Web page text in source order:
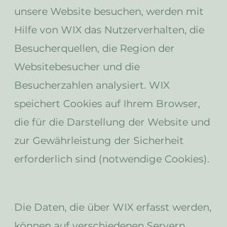
unsere Website besuchen, werden mit
Hilfe von WIX das Nutzerverhalten, die
Besucherquellen, die Region der
Websitebesucher und die
Besucherzahlen analysiert. WIX
speichert Cookies auf Ihrem Browser,
die für die Darstellung der Website und
zur Gewährleistung der Sicherheit
erforderlich sind (notwendige Cookies).
Die Daten, die über WIX erfasst werden,